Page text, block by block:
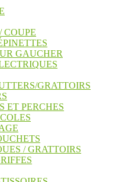
COUPE
GAUCHER
GRATTOIRS
ET PERCHES
/ GRATTOIRS